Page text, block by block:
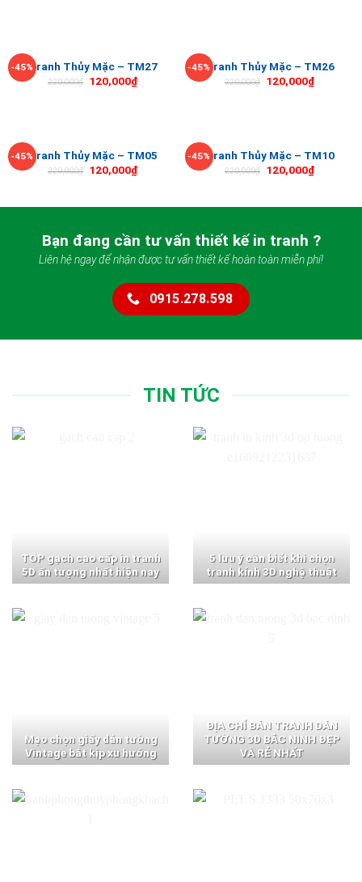
-45%Tranh Thủy Mặc – TM27
220,000₫ 120,000₫
-45%Tranh Thủy Mặc – TM26
220,000₫ 120,000₫
-45%Tranh Thủy Mặc – TM05
220,000₫ 120,000₫
-45%Tranh Thủy Mặc – TM10
220,000₫ 120,000₫
Bạn đang cần tư vấn thiết kế in tranh ?
Liên hệ ngay để nhận được tư vấn thiết kế hoàn toàn miễn phí!
0915.278.598
TIN TỨC
TOP gạch cao cấp in tranh
5D ấn tượng nhất hiện nay
5 lưu ý cần biết khi chọn
tranh kính 3D nghệ thuật
Mẹo chọn giấy dán tường
Vintage bắt kịp xu hướng
ĐỊA CHỈ BÁN TRANH DÁN
TƯỜNG 3D BẮC NINH ĐẸP
VÀ RẺ NHẤT